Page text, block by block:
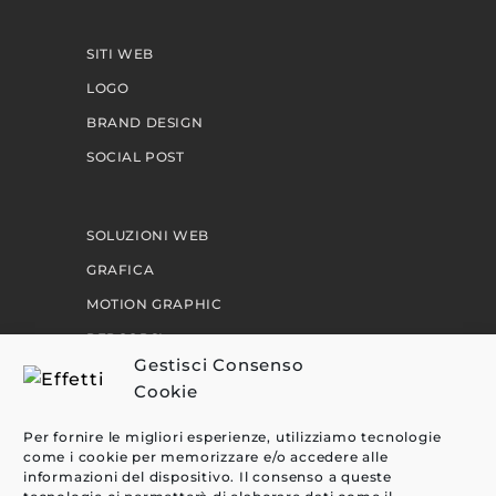
Gestisci Consenso
Cookie
Per fornire le migliori esperienze, utilizziamo tecnologie
come i cookie per memorizzare e/o accedere alle
informazioni del dispositivo. Il consenso a queste
SITI WEB
LOGO
BRAND DESIGN
SOCIAL POST
SOLUZIONI WEB
GRAFICA
MOTION GRAPHIC
PERCORSI
CLIENTI
BLOG